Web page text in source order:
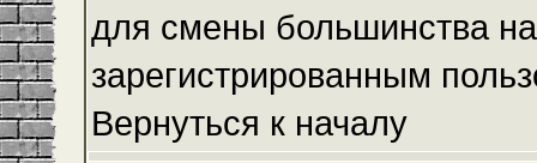
для смены большинства
зарегистрированным
Вернуться к началу